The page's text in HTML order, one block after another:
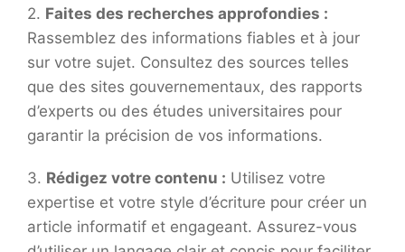
2. Faites des recherches approfondies :
Rassemblez des informations fiables et à jour
sur votre sujet. Consultez des sources telles
que des sites gouvernementaux, des rapports
d’experts ou des études universitaires pour
garantir la précision de vos informations.
3. Rédigez votre contenu : Utilisez votre
expertise et votre style d’écriture pour créer un
article informatif et engageant. Assurez-vous